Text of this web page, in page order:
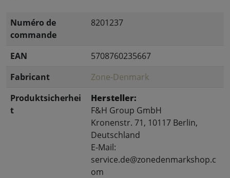
Numéro de
commande
8201237
EAN
5708760235667
Fabricant
Zone-Denmark
Produktsicherhei
t
Hersteller:
F&H Group GmbH
Kronenstr. 71, 10117 Berlin,
Deutschland
E-Mail:
service.de@zonedenmarkshop.c
om